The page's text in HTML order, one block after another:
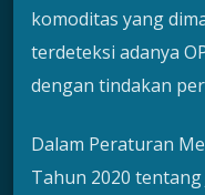
komoditas yang
terdeteksi adanya
dengan tindakan
Dalam Peraturan
Tahun 2020 tentang